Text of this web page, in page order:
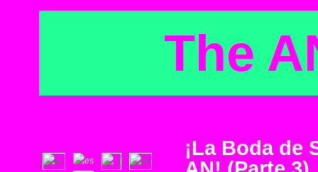
The
¡La Boda de